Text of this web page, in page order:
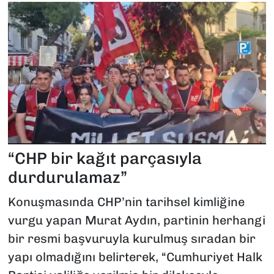
“CHP bir kağıt parçasıyla
durdurulamaz”
Konuşmasında CHP’nin tarihsel kimliğine
vurgu yapan Murat Aydın, partinin herhangi
bir resmi başvuruyla kurulmuş sıradan bir
yapı olmadığını belirterek, “Cumhuriyet Halk